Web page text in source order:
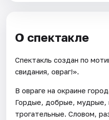
О спектакле
Спектакль создан по
свидания, овраг!».
В овраге на окраине
Гордые, добрые, мудрые,
трогательные. Словом,